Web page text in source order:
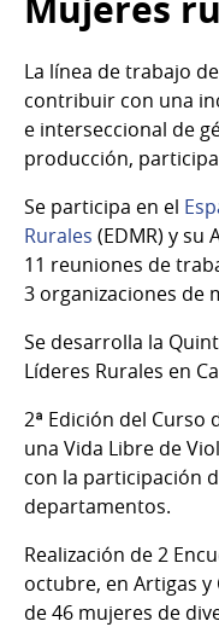
La línea de trabajo de
contribuir con una
e interseccional de
producción,
Se participa en el
Rurales (EDMR) y su
11 reuniones de
3 organizaciones de
Se desarrolla la
Líderes Rurales en
2ª Edición del Curso
una Vida Libre de
con la participación
departamentos.
Realización de 2
octubre, en Artigas
de 46 mujeres de